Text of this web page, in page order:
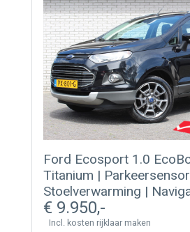
Ford Ecosport 1.0
Titanium |
Stoelverwarming |
9.950
Incl. kosten rijklaar maken